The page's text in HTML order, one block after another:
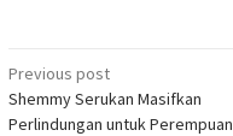
Post
navigation
Previous post
Shemmy Serukan Masifkan
Perlindungan untuk Perempuan